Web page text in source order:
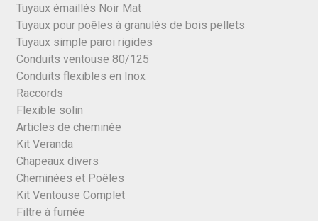
Tuyaux émaillés Noir Mat
Tuyaux pour poêles à granulés de bois pellets
Tuyaux simple paroi rigides
Conduits ventouse 80/125
Conduits flexibles en Inox
Raccords
Flexible solin
Articles de cheminée
Kit Veranda
Chapeaux divers
Cheminées et Poêles
Kit Ventouse Complet
Filtre à fumée